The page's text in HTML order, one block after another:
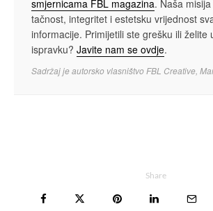
smjernicama FBL magazina. Naša
tačnost, integritet i estetsku vrijednost
informacije. Primijetili ste grešku ili želite
ispravku? Javite nam se ovdje.
Sadržaj je autorsko vlasništvo FBL Creative,
Share